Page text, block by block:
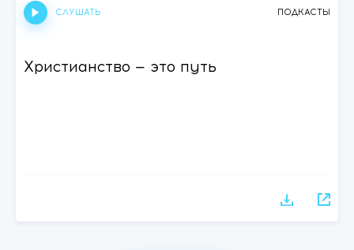
СЛУШАТЬ ПОДКАСТЫ
Христианство — это путь